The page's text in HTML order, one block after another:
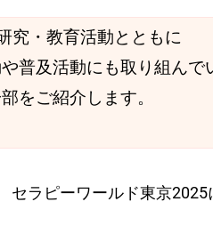
究・教育活動とともに
普及活動にも取り組んで
をご紹介します。
ラピーワールド東京2025